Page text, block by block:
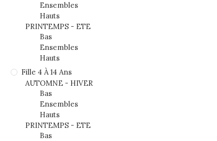
Ensembles
Hauts
PRINTEMPS - ETE
Bas
Ensembles
Hauts
Fille 4 À 14 Ans
AUTOMNE - HIVER
Bas
Ensembles
Hauts
PRINTEMPS - ETE
Bas